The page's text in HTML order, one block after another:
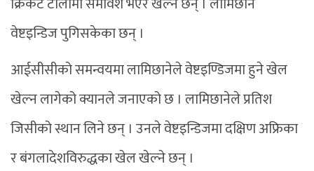
वेष्टइन्डिज पुगिसकेका छन् ।
आईसीसीको समन्वयमा लामिछानेले वेष्टइण्डिजमा हुने खेल
खेल्न लागेको क्यानले जनाएको छ । लामिछानेले प्रतिश
जिसीको स्थान लिने छन् । उनले वेष्टइन्डिजमा दक्षिण अफ्रिका
र बंगलादेशविरुद्धका खेल खेल्ने छन् ।